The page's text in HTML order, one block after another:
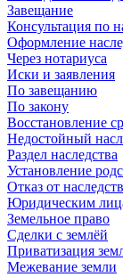
Завещание
Консультация по
Оформление
Через нотариуса
Иски и заявления
По завещанию
По закону
Восстановление
Недостойный
Раздел наследства
Установление
Отказ от
Юридическим
Земельное право
Сделки с землёй
Приватизация
Межевание земли